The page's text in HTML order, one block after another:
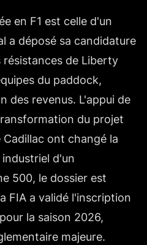
en F1 est celle d'un
a déposé sa candidature
résistances de Liberty
du paddock,
des revenus. L'appui de
du projet
ont changé la
d'un
500, le dossier est
FIA a validé l'inscription
la saison 2026,
majeure.